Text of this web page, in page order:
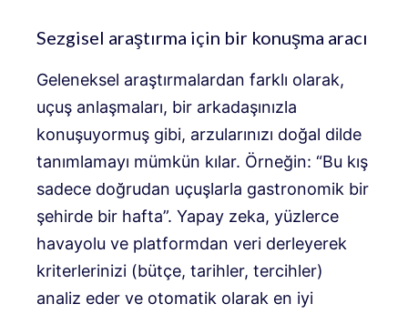
Sezgisel araştırma için bir konuşma aracı
Geleneksel araştırmalardan farklı olarak,
uçuş anlaşmaları, bir arkadaşınızla
konuşuyormuş gibi, arzularınızı doğal dilde
tanımlamayı mümkün kılar. Örneğin: “Bu kış
sadece doğrudan uçuşlarla gastronomik bir
şehirde bir hafta”. Yapay zeka, yüzlerce
havayolu ve platformdan veri derleyerek
kriterlerinizi (bütçe, tarihler, tercihler)
analiz eder ve otomatik olarak en iyi